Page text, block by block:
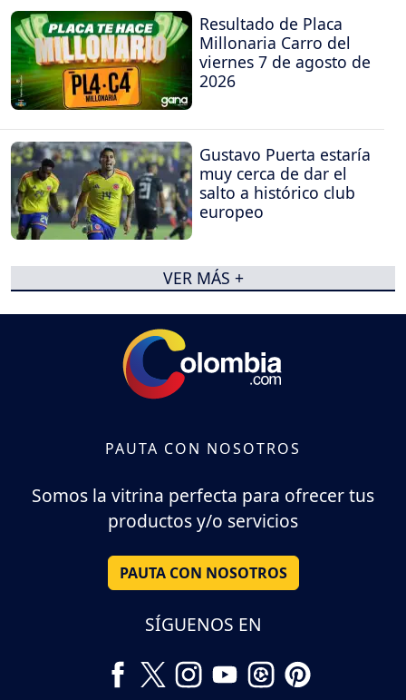
Resultado de Placa
Millonaria Carro del
viernes 7 de agosto de
2026
Gustavo Puerta estaría
muy cerca de dar el
salto a histórico club
europeo
VER MÁS +
PAUTA CON NOSOTROS
Somos la vitrina perfecta para ofrecer tus
productos y/o servicios
PAUTA CON NOSOTROS
SÍGUENOS EN